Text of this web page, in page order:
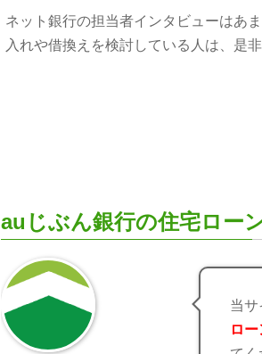
ネット銀行の担当者インタビューはあ
入れや借換えを検討している人は、是
auじぶん銀行の住宅ロー
当サ
ロ